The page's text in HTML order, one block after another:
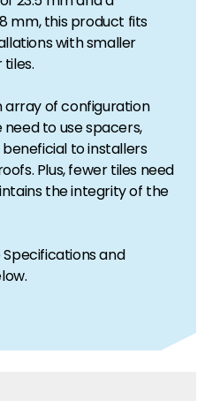
mm, this product fits
with smaller
array of configuration
to use spacers,
to installers
Plus, fewer tiles need
the integrity of the
and